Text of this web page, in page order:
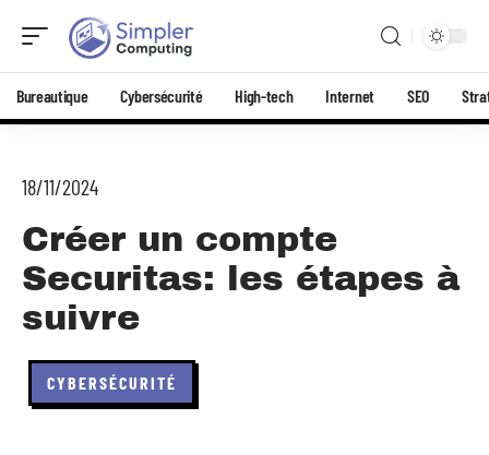
Bureautique Cybersécurité High-tech Internet SEO
18/11/2024
Créer un compte
Securitas: les étapes à
suivre
CYBERSÉCURITÉ